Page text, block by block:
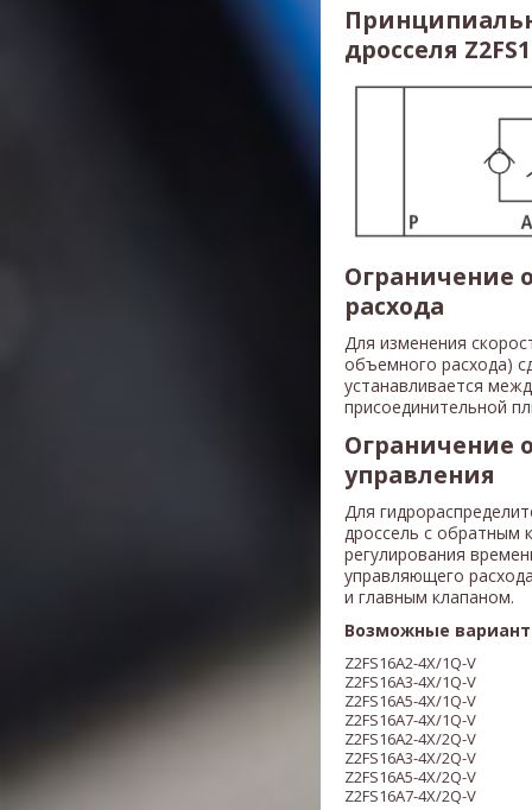
дросселя
Ограничение
расхода
Для изменения
объемного расхода)
устанавливается
присоединительной
Ограничение
управления
Для
дроссель с обратным
регулирования
управляющего
и главным клапаном.
Возможные
Z2FS16A2-4X/1Q-V
Z2FS16A3-4X/1Q-V
Z2FS16A5-4X/1Q-V
Z2FS16A7-4X/1Q-V
Z2FS16A2-4X/2Q-V
Z2FS16A3-4X/2Q-V
Z2FS16A5-4X/2Q-V
Z2FS16A7-4X/2Q-V